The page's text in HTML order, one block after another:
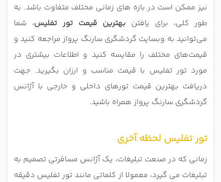
نیز ممکن است در بازه‌ های زمانی مختلف متفاوت باشد. به
طور کلی، برای یافتن بهترین قیمت تور تفلیس، شما
می‌توانید به وبسایت‌ گردشگری سارنگ پرواز مراجعه کنید و
قیمت‌های مختلف را مقایسه کنید و اطلاعات بیشتری در
مورد تور تفلیس با قیمت مناسب و ارزان بگیرید. جهت
دریافت بهترین قیمت تورهای داخلی و خارجی با آژانس
گردشگری سارنگ پرواز همراه باشید.
تور تفلیس لحظه آخری
زمانی که در صنعت تبلیغات، یک آژانس مسافرتی تصمیم به
تبلیغات می گیرد، معمولا از کلماتی مانند تور تفلیس دقیقه